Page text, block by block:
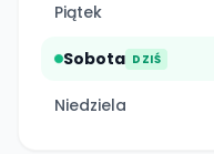
Piątek
Sobota DZIŚ
Niedziela